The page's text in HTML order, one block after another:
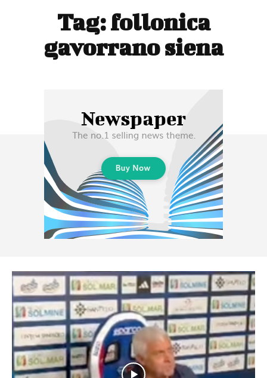
Tag:follonica
gavorrano siena